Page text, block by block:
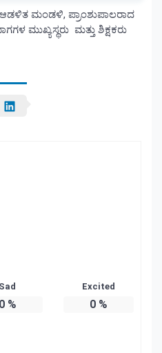
ಮಂಡಳಿ, ಪ್ರಾಂಶುಪಾಲರಾದ
ಮುಖ್ಯಸ್ಥರು ಮತ್ತು ಶಿಕ್ಷಕರು
Sad
0%
Excited
0%